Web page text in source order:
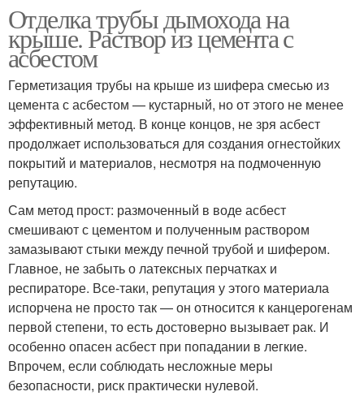
Отделка трубы дымохода на
крыше. Раствор из цемента с
асбестом
Герметизация трубы на крыше из шифера смесью из
цемента с асбестом — кустарный, но от этого не менее
эффективный метод. В конце концов, не зря асбест
продолжает использоваться для создания огнестойких
покрытий и материалов, несмотря на подмоченную
репутацию.
Сам метод прост: размоченный в воде асбест
смешивают с цементом и полученным раствором
замазывают стыки между печной трубой и шифером.
Главное, не забыть о латексных перчатках и
респираторе. Все-таки, репутация у этого материала
испорчена не просто так — он относится к канцерогенам
первой степени, то есть достоверно вызывает рак. И
особенно опасен асбест при попадании в легкие.
Впрочем, если соблюдать несложные меры
безопасности, риск практически нулевой.